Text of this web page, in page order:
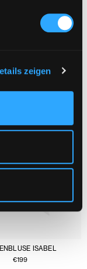
zeigen
ISABEL
€199